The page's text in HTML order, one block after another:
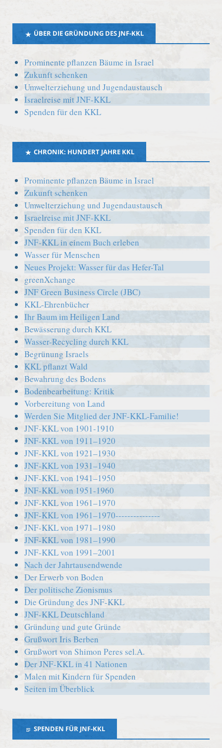
ÜBER DIE GRÜNDUNG DES JNF-KKL
Prominente pflanzen Bäume in Israel
Zukunft schenken
Umwelterziehung und Jugendaustausch
Israelreise mit JNF-KKL
Spenden für den KKL
CHRONIK: HUNDERT JAHRE KKL
Prominente pflanzen Bäume in Israel
Zukunft schenken
Umwelterziehung und Jugendaustausch
Israelreise mit JNF-KKL
Spenden für den KKL
JNF-KKL in einem Buch erleben
Wasser für Menschen
Neues Projekt: Wasser für das Hefer-Tal
greenXchange
JNF Green Business Circle (JBC)
KKL-Ehrenbücher
Ihr Baum im Heiligen Land
Bewässerung durch KKL
Wasser-Recycling durch KKL
Begrünung Israels
KKL pflanzt Wald
Bewahrung des Bodens
Bodenbearbeitung: Kritik
Vorbereitung von Land
Werden Sie Mitglied der JNF-KKL-Familie!
JNF-KKL von 1901-1910
JNF-KKL von 1911–1920
JNF-KKL von 1921–1930
JNF-KKL von 1931–1940
JNF-KKL von 1941–1950
JNF-KKL von 1951-1960
JNF-KKL von 1961–1970
JNF-KKL von 1961–1970---------------
JNF-KKL von 1971–1980
JNF-KKL von 1981–1990
JNF-KKL von 1991–2001
Nach der Jahrtausendwende
Der Erwerb von Boden
Der politische Zionismus
Die Gründung des JNF-KKL
JNF-KKL Deutschland
Gründung und gute Gründe
Grußwort Iris Berben
Grußwort von Shimon Peres sel.A.
Der JNF-KKL in 41 Nationen
Malen mit Kindern für Spenden
Seiten im Überblick
SPENDEN FÜR JNF-KKL